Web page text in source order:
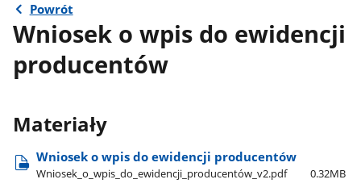
Powrót
Wniosek o wpis do ewidencji
producentów
Materiały
Wniosek o wpis do ewidencji producentów
Wniosek​_o​_wpis​_do​_ewidencji​_producentów​_v2.pdf 0.32MB